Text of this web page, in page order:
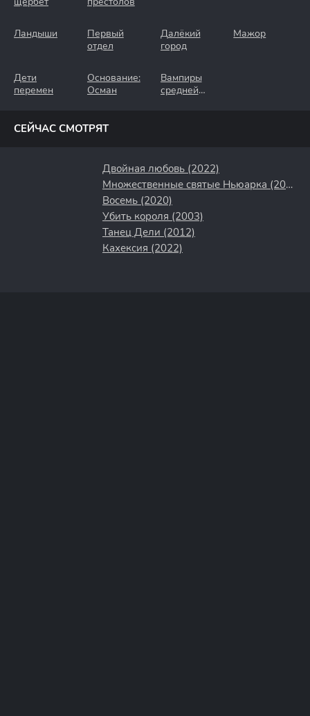
Ландыши
Первый
отдел
Далёкий
город
Мажор
Дети
перемен
Основание:
Осман
Вампиры
средней
СЕЙЧАС СМОТРЯТ
Двойная любовь (2022)
Множественные святые Ньюарка (2021)
Восемь (2020)
Убить короля (2003)
Танец Дели (2012)
Кахексия (2022)